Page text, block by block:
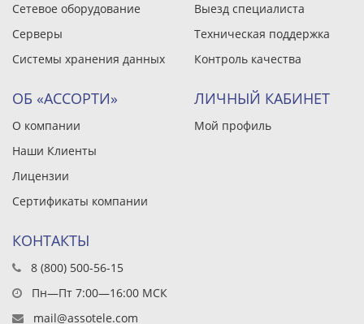
Сетевое оборудование
Серверы
Системы хранения данных
Выезд специалиста
Техническая поддержка
Контроль качества
ОБ «АССОРТИ»
О компании
Наши Клиенты
Лицензии
Сертификаты компании
ЛИЧНЫЙ КАБИНЕТ
Мой профиль
КОНТАКТЫ
8 (800) 500-56-15
Пн—Пт 7:00—16:00 МСК
mail@assotele.com